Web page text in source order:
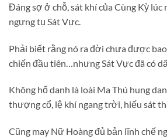
Đáng sợ ở chỗ, sát khí của Cùng Kỳ lúc
ngưng tụ Sát Vực.
Phải biết rằng nó ra đời chưa được
chiến đầu tiên…nhưng Sát Vực đã có
Không hổ danh là loài Ma Thú hung
thượng cổ, lệ khí ngang trời, hiếu sát
Cũng may Nữ Hoàng đủ bản lĩnh chế